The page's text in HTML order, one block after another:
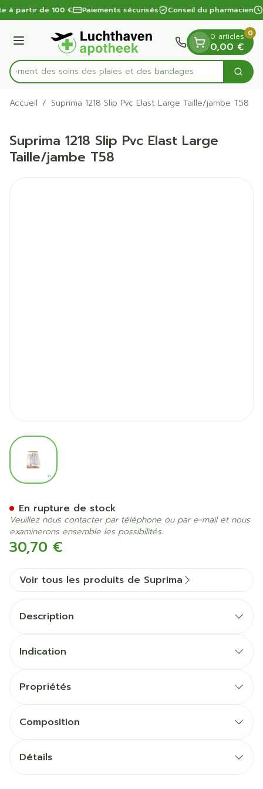
Aller au contenu
1 de 1
à partir de 100 € Paiements sécurisés Conseil du pharmacien
Menu
Rechercherdes soins des plaies et des bandages
0 articles
0,00 €
0
Accueil / Suprima 1218 Slip Pvc Elast Large Taille/jambe T58
Suprima 1218 Slip Pvc Elast Large
Taille/jambe T58
View larger image
30,70 €
En rupture de stock
Veuillez nous contacter par téléphone ou par e-mail et nous
examinerons ensemble les possibilités.
Voir tous les produits de Suprima
Description
Indication
Propriétés
Idéal comme protection en portant des langes
Fermeture
Coloris
Composition
Détails